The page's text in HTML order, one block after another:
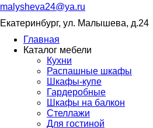
malysheva24@ya.ru
Екатеринбург, ул. Малышева, д.24
Главная
Каталог мебели
Кухни
Распашные шкафы
Шкафы-купе
Гардеробные
Шкафы на балкон
Стеллажи
Для гостиной